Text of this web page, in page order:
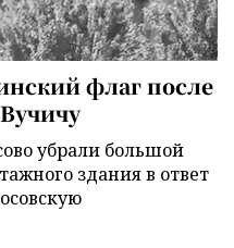
флаг после
убрали большой
здания в ответ